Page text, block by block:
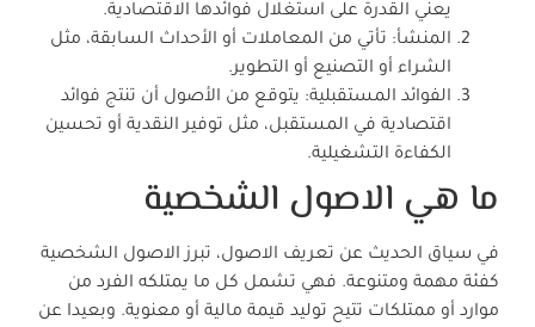
يعني القدرة على استغلال فوائدها الاقتصادية.
المنشأ: تأتي من المعاملات أو الأحداث السابقة، مثل
الشراء أو التصنيع أو التطوير.
الفوائد المستقبلية: يتوقع من الأصول أن تنتج فوائد
اقتصادية في المستقبل، مثل توفير النقدية أو تحسين
الكفاءة التشغيلية.
ما هي الاصول الشخصية
في سياق الحديث عن تعريف الاصول، تبرز الاصول الشخصية
كفئة مهمة ومتنوعة. فهي تشمل كل ما يمتلكه الفرد من
موارد أو ممتلكات تتيح توليد قيمة مالية أو معنوية. وبعيدا عن